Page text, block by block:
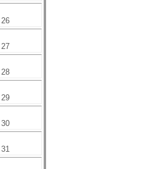
26
27
28
29
30
31